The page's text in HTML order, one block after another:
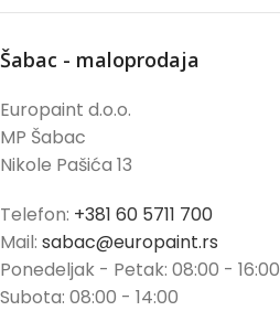
Šabac - maloprodaja
Europaint d.o.o.
MP Šabac
Nikole Pašića 13
Telefon: +381 60 5711 700
Mail: sabac@europaint.rs
Ponedeljak - Petak: 08:00 - 16:00
Subota: 08:00 - 14:00